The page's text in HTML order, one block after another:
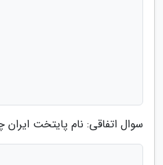
سوال اتفاقی: نام پایتخت